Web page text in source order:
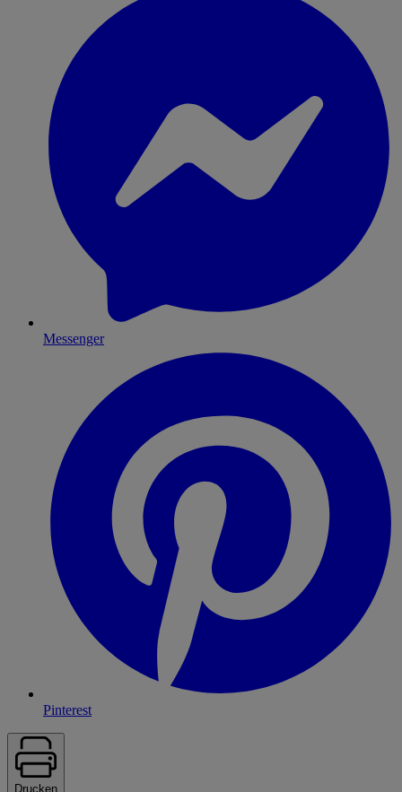
Messenger
Pinterest
Drucken